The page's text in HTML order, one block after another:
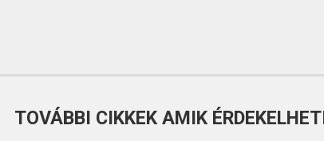
VÉMÉND
TOVÁBBI CIKKEK AMIK